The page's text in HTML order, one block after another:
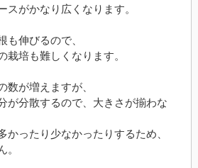
スがかなり広くなります。
も伸びるので、
栽培も難しくなります。
数が増えますが、
が分散するので、大きさが揃わな
かったり少なかったりするため、
。